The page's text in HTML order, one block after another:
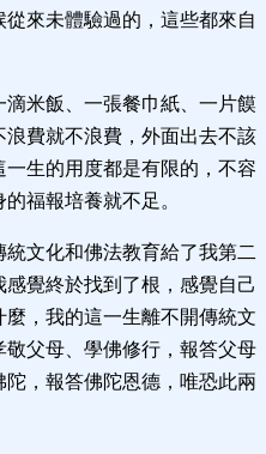
來未體驗過的，這些都來自
米飯、一張餐巾紙、一片饃
費就不浪費，外面出去不該
生的用度都是有限的，不容
福報培養就不足。
文化和佛法教育給了我第二
覺終於找到了根，感覺自己
，我的這一生離不開傳統文
父母、學佛修行，報答父母
，報答佛陀恩德，唯恐此兩